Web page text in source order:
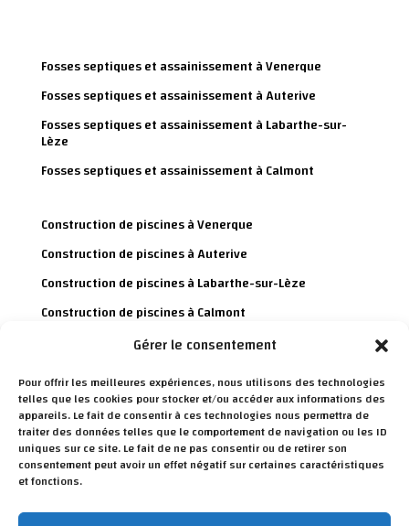
Gérer le consentement
Pour offrir les meilleures expériences, nous utilisons des technologies
telles que les cookies pour stocker et/ou accéder aux informations des
appareils. Le fait de consentir à ces technologies nous permettra de
traiter des données telles que le comportement de navigation ou les ID
uniques sur ce site. Le fait de ne pas consentir ou de retirer son
consentement peut avoir un effet négatif sur certaines caractéristiques
et fonctions.
Fosses septiques et assainissement à Venerque
Fosses septiques et assainissement à Auterive
Fosses septiques et assainissement à Labarthe-sur-
Lèze
Fosses septiques et assainissement à Calmont
Construction de piscines à Venerque
Construction de piscines à Auterive
Construction de piscines à Labarthe-sur-Lèze
Construction de piscines à Calmont
Charpente et toiture à Auterive
Charpente et toiture à Labarthe-sur-Lèze
Charpente et toiture à Calmont